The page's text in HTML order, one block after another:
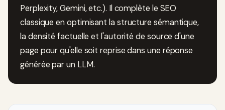
Perplexity, Gemini, etc.). Il complète le SEO
classique en optimisant la structure sémantique,
la densité factuelle et l'autorité de source d'une
page pour qu'elle soit reprise dans une réponse
générée par un LLM.